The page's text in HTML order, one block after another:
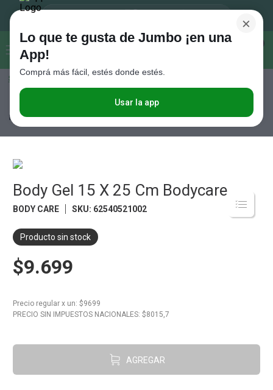
Buscar...
Seleccioná el método de entrega
×
Lo que te gusta de Jumbo ¡en una
App!
Comprá más fácil, estés donde estés.
Usar la app
Deportes y Fitness
Bodycare
Body Gel 15 X 25 Cm Bodycare
BODY CARE SKU: 62540521002
Producto sin stock
$9.699
Precio regular x un: $9699
PRECIO SIN IMPUESTOS NACIONALES: $8015,7
AGREGAR
Términos más buscados
.
Valijas
Cerveza
Galletitas
Yerba
Juguetes